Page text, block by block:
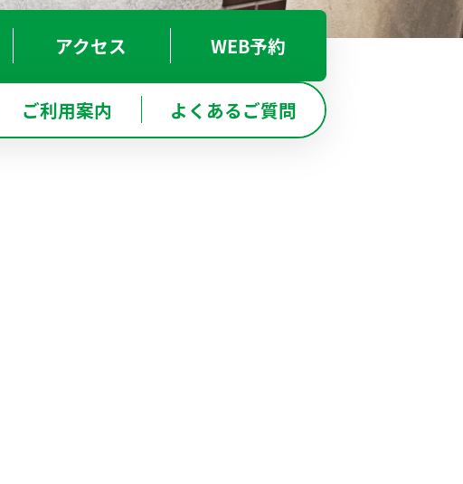
BOT-NISHINOMIYA
西宮甲東園店
ライブハウス
レコーディングスタジオ
アクセス WEB予約
ご利用案内 よくあるご質問